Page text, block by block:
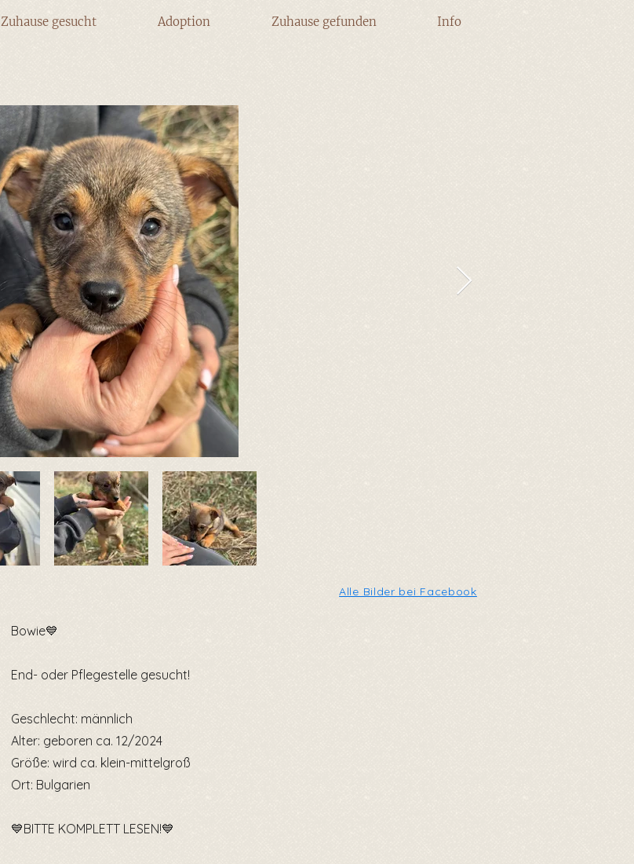
Zuhause gesucht Adoption Zuhause gefunden Info
Alle Bilder bei Facebook
Bowie💙
End- oder Pflegestelle gesucht!
Geschlecht: männlich
Alter: geboren ca. 12/2024
Größe: wird ca. klein-mittelgroß
Ort: Bulgarien
💙BITTE KOMPLETT LESEN!💙